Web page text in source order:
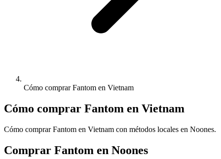
Cómo comprar Fantom en Vietnam
Cómo comprar Fantom en Vietnam
Cómo comprar Fantom en Vietnam con métodos locales en Noones.
Comprar Fantom en Noones